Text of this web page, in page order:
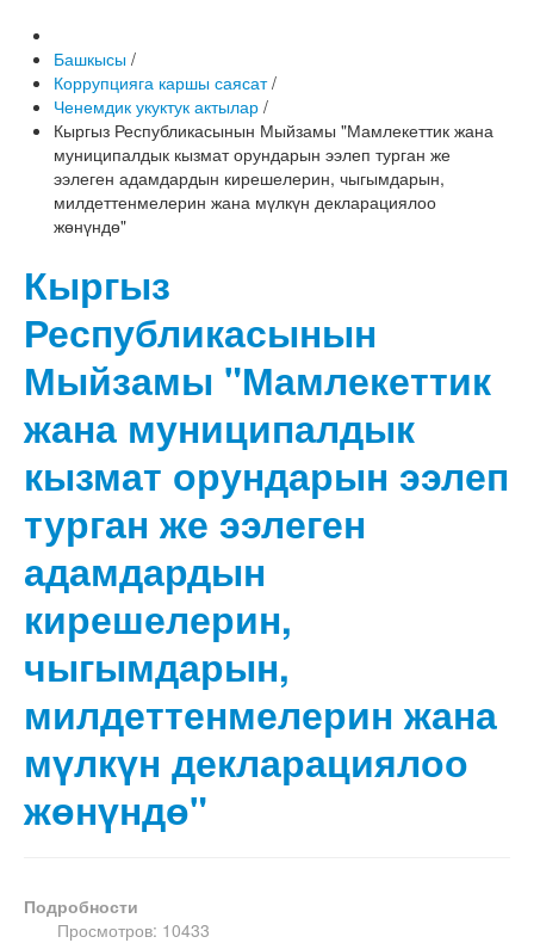
Башкысы /
Коррупцияга каршы саясат /
Ченемдик укуктук актылар /
Кыргыз Республикасынын Мыйзамы "Мамлекеттик жана
муниципалдык кызмат орундарын ээлеп турган же
ээлеген адамдардын кирешелерин, чыгымдарын,
милдеттенмелерин жана мүлкүн декларациялоо
жөнүндө"
Кыргыз
Республикасынын
Мыйзамы "Мамлекеттик
жана муниципалдык
кызмат орундарын ээлеп
турган же ээлеген
адамдардын
кирешелерин,
чыгымдарын,
милдеттенмелерин жана
мүлкүн декларациялоо
жөнүндө"
Подробности
Просмотров: 10433